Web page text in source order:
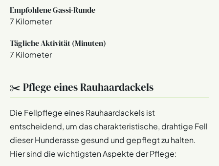
Empfohlene Gassi-Runde
7 Kilometer
Tägliche Aktivität (Minuten)
7 Kilometer
✂️ Pflege eines Rauhaardackels
Die Fellpflege eines Rauhaardackels ist
entscheidend, um das charakteristische, drahtige Fell
dieser Hunderasse gesund und gepflegt zu halten.
Hier sind die wichtigsten Aspekte der Pflege: